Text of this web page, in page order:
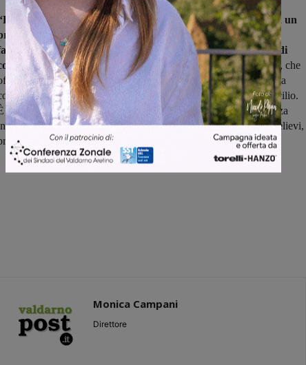
Casa di Comunità, infatti, dal 2026 – è stato detto – sarà un
unico all’interno del quale opereranno i medici di
i pediatri, gli specialisti ambulatoriali e l’infermiere di
, una figura professionale nuova, già attiva sul territorio, che
alle famiglie una presa in carico personalizzata assicurando la
assistenziale per le cure infermieristiche, anche a domicilio.
prevista la presenza medica h24, 7 giorni su 7, oltre alla presenza
h12 tutti i giorni. Saranno attivi anche un punto prelievi,
di screening e altri servizi diagnostici”.
Monica Campani
Direttore